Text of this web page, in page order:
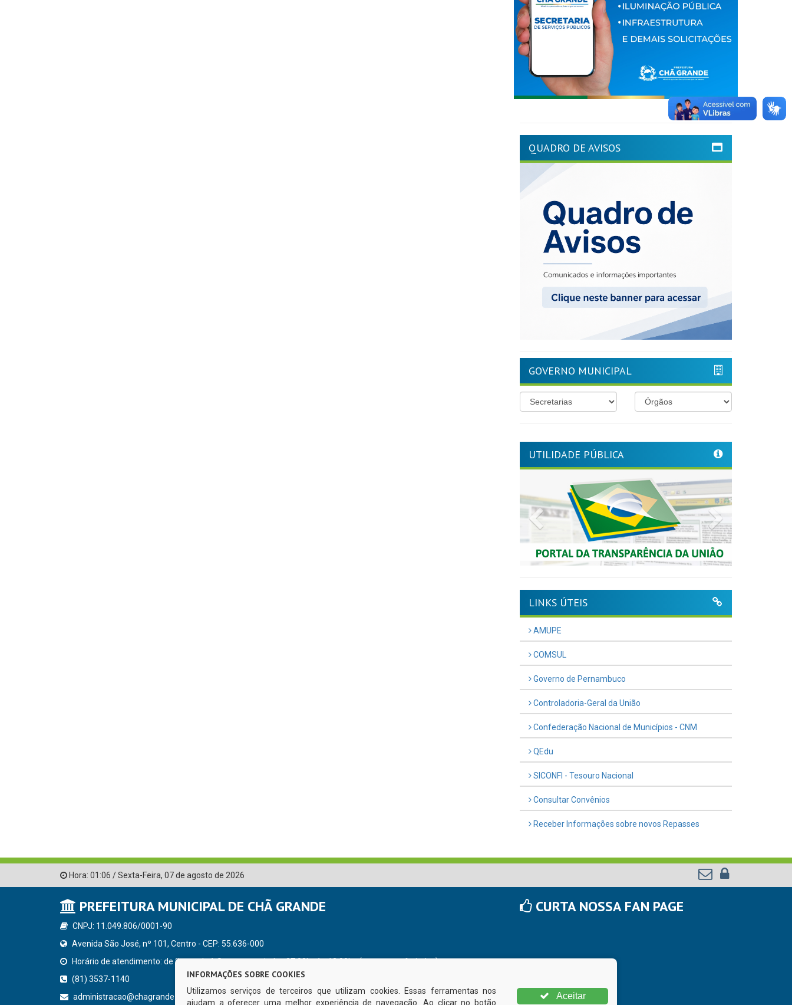
QUADRO DE AVISOS
GOVERNO MUNICIPAL
UTILIDADE PÚBLICA
Previous
LINKS ÚTEIS
AMUPE
COMSUL
Governo de Pernambuco
Controladoria-Geral da União
Confederação Nacional de Municípios - CNM
QEdu
SICONFI - Tesouro Nacional
Consultar Convênios
Receber Informações sobre novos Repasses
Hora: 01:06 /Sexta-Feira, 07 de agosto de 2026
PREFEITURA MUNICIPAL DE CHÃ GRANDE
CNPJ: 11.049.806/0001-90
Avenida São José, nº 101, Centro - CEP: 55.636-000
Horário de atendimento: de Segunda à Sexta, a partir das 07:00hs às 13:00hs (exceto nos feriados)
(81) 3537-1140
administracao@chagrande.pe.gov.br
CURTA NOSSA FAN PAGE
INFORMAÇÕES SOBRE COOKIES
Utilizamos serviços de terceiros que utilizam cookies. Essas ferramentas nos
ajudam a oferecer uma melhor experiência de navegação. Ao clicar no botão
Aceitar